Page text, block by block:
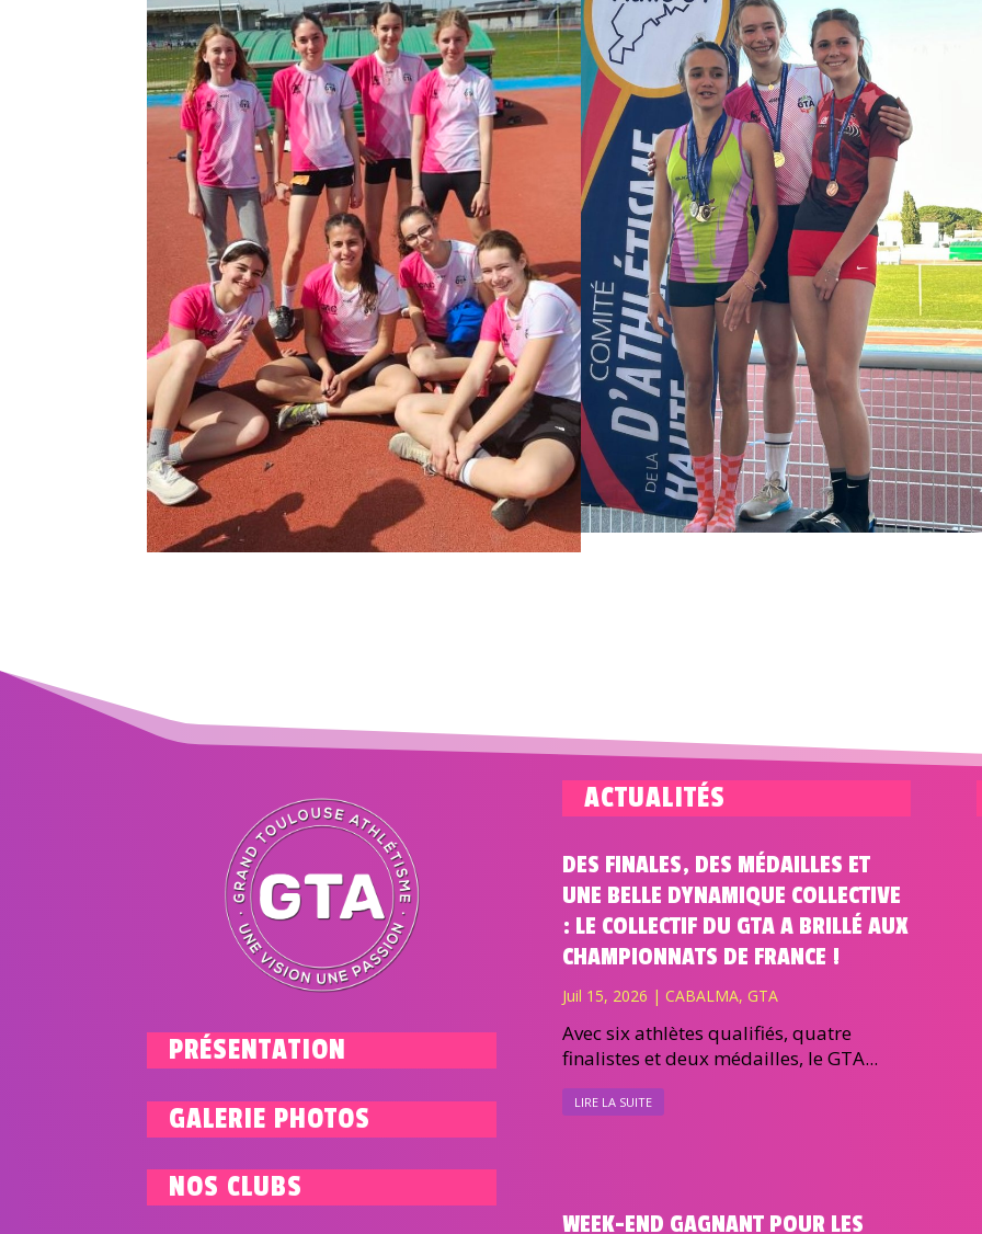
PRÉSENTATION
GALERIE PHOTOS
NOS CLUBS
ACTUALITÉS
DES FINALES, DES MÉDAILLES ET
UNE BELLE DYNAMIQUE COLLECTIVE
: LE COLLECTIF DU GTA A BRILLÉ AUX
CHAMPIONNATS DE FRANCE !
Juil 15, 2026 | CABALMA, GTA
Avec six athlètes qualifiés, quatre
finalistes et deux médailles, le GTA...
LIRE LA SUITE
WEEK-END GAGNANT POUR LES